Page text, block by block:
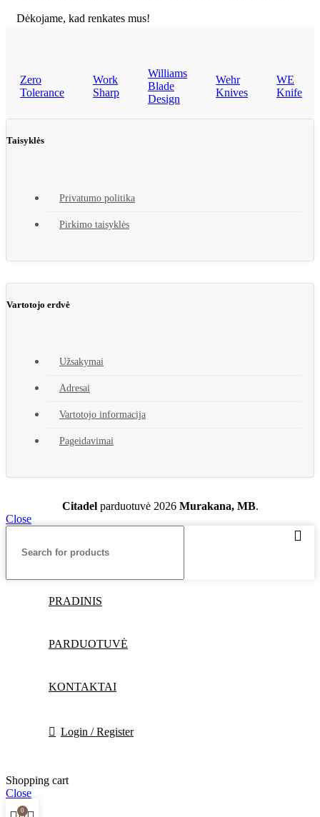
Dėkojame, kad renkates mus!
Zero
Tolerance
Work
Sharp
Williams
Blade
Design
Wehr
Knives
WE
Knife
Taisyklės
Privatumo politika
Pirkimo taisyklės
Vartotojo erdvė
Užsakymai
Adresai
Vartotojo informacija
Pageidavimai
Citadelparduotuvė 2026 Murakana, MB.
Close
PRADINIS
PARDUOTUVĖ
KONTAKTAI
Login / Register
Shopping cart
Close
0